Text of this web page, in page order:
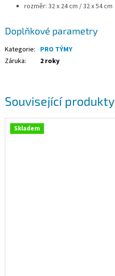
Související produkty
Skladem
rozměr: 32 x 24 cm / 32 x 54 cm
Doplňkové parametry
Kategorie: PRO TÝMY
Záruka: 2 roky